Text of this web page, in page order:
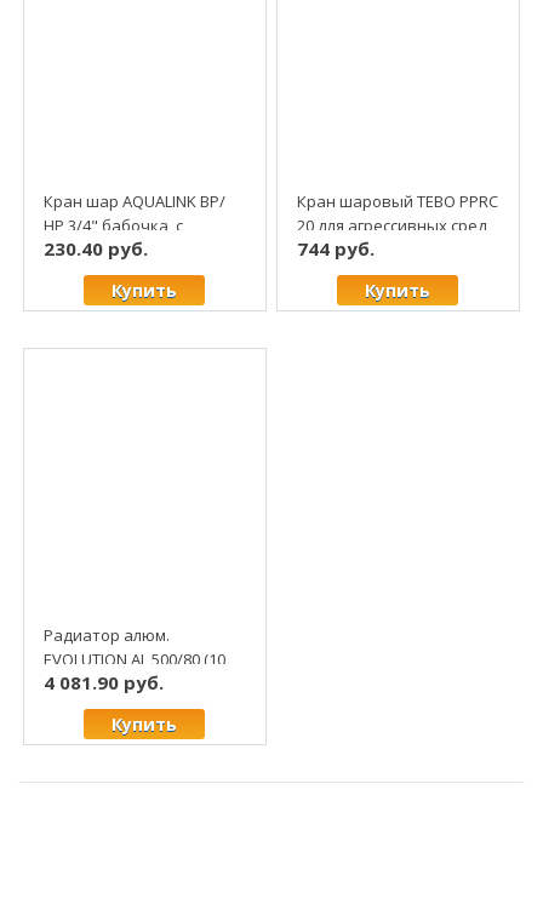
Кран шар AQUALINK ВР/
НР 3/4" бабочка, с
"американкой", латунь
(5/80)
230.40 руб.
Купить
Кран шаровый ТЕВО РРRС
20 для агрессивных сред
744 руб.
Купить
Радиатор алюм.
EVOLUTION AL 500/80 (10
секц)
4 081.90 руб.
Купить